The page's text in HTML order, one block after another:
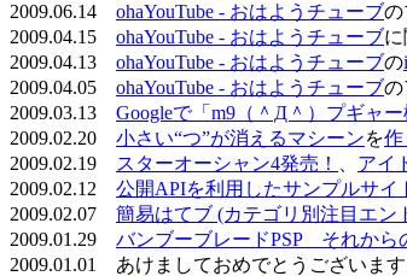
2009.06.14 ohaYouTube - おはようチューブの
2009.04.15 ohaYouTube - おはようチューブ
2009.04.13 ohaYouTube - おはようチューブの
2009.04.05 ohaYouTube - おはようチューブの
2009.03.13 Googleで「m9（＾Д＾）プギャ
2009.02.20 小さい“つ”が消えるマシーンを作
2009.02.19
スターオーシャン4発売！
アイ
2009.02.12 公開APIを利用したサンプルサイ
2009.02.07 簡易はてブ (カテゴリ別注目エン
2009.01.29 バンブーブレードPSP それから
2009.01.01 あけましておめでとうございま